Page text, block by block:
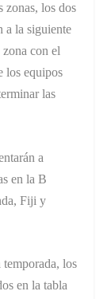
zonas, los dos
a la siguiente
con el
los equipos
las
a
en la B
Fiji y
los
en la tabla